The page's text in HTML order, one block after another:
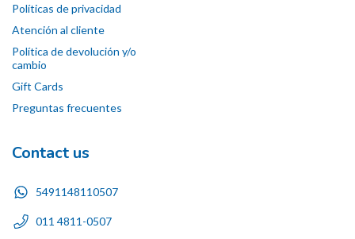
Políticas de privacidad
Atención al cliente
Política de devolución y/o
cambio
Gift Cards
Preguntas frecuentes
Contact us
5491148110507
011 4811-0507